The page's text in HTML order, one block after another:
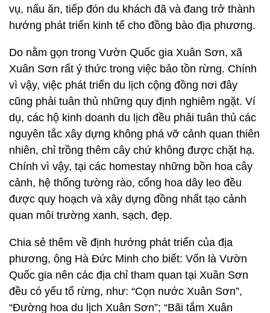
vụ, nấu ăn, tiếp đón du khách đã và đang trở thành
hướng phát triển kinh tế cho đồng bào địa phương.
Do nằm gọn trong Vườn Quốc gia Xuân Sơn, xã
Xuân Sơn rất ý thức trong việc bảo tồn rừng. Chính
vì vậy, việc phát triển du lịch cộng đồng nơi đây
cũng phải tuân thủ những quy định nghiêm ngặt. Ví
dụ, các hộ kinh doanh du lịch đều phải tuân thủ các
nguyên tắc xây dựng không phá vỡ cảnh quan thiên
nhiên, chỉ trồng thêm cây chứ không được chặt hạ.
Chính vì vậy, tại các homestay những bồn hoa cây
cảnh, hệ thống tường rào, cổng hoa dây leo đều
được quy hoạch và xây dựng đồng nhất tạo cảnh
quan môi trường xanh, sạch, đẹp.
Chia sẻ thêm về định hướng phát triển của địa
phương, ông Hà Đức Minh cho biết: Vốn là Vườn
Quốc gia nên các địa chỉ tham quan tại Xuân Sơn
đều có yếu tố rừng, như: “Cọn nước Xuân Sơn”,
“Đường hoa du lịch Xuân Sơn”; “Bãi tắm Xuân